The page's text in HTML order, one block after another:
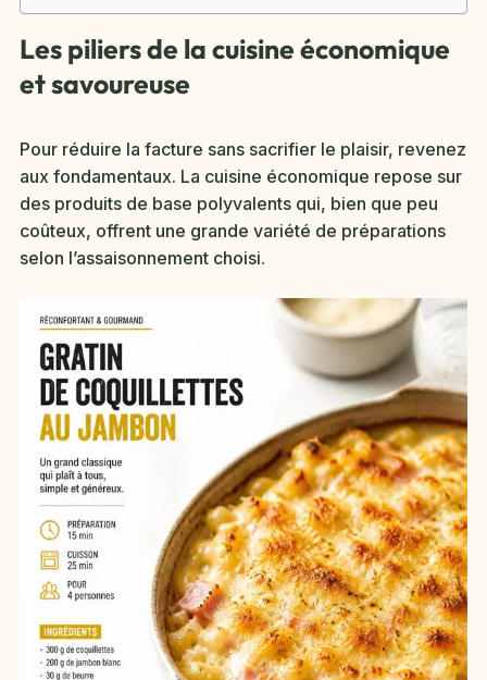
Les piliers de la cuisine économique
et savoureuse
Pour réduire la facture sans sacrifier le plaisir, revenez
aux fondamentaux. La cuisine économique repose sur
des produits de base polyvalents qui, bien que peu
coûteux, offrent une grande variété de préparations
selon l’assaisonnement choisi.